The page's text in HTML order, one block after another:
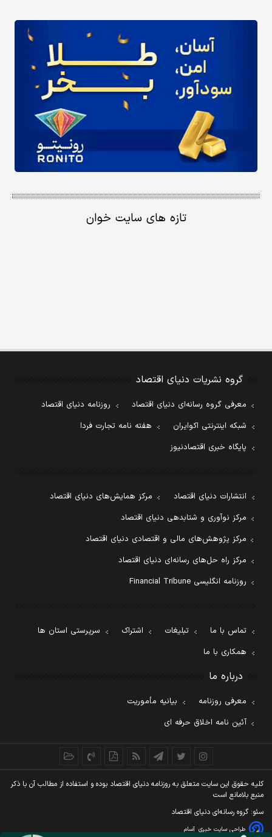
تازه های سایت خوان
گروه نشریات دنیای اقتصاد
معرفی گروه رسانه‌ای دنیای اقتصاد
روزنامه دنیای اقتصاد
شبکه اینترنتی اکوایران
هفته نامه تجارت فردا
پایگاه خبری اقتصادنیوز
انتشارات دنیای اقتصاد
مرکز همایش‌های دنیای اقتصاد
مرکز نوآوری و شتابدهی دنیای اقتصاد
مرکز پژوهش‌های مالی و اقتصادی دنیای اقتصاد
مرکز راه حل‌های رسانه‌ای دنیای اقتصاد
روزنامه انگلیسی Financial Tribune
تماس با ما تبلیغات اشتراک
سرپرستی استان ها
همکاری با ما
درباره ما
معرفی روزنامه
بیانیه مأموریت
آئین نامه اخلاق حرفه ای
کليه حقوق اين سايت متعلق به روزنامه دنيای اقتصاد بوده و استفاده از مطالب آن با ذکر
منبع بلامانع است
سئو: گروه رسانه‌ای دنیای اقتصاد
طراحی سایت خبری آسام